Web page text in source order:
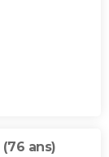
(76 ans)